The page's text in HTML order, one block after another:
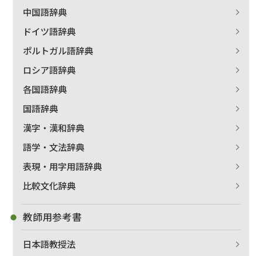
中国語辞典
ドイツ語辞典
ポルトガル語辞典
ロシア語辞典
各国語辞典
国語辞典
漢字・漢和辞典
語学・文法辞典
表現・用字用語辞典
比較文化辞典
教師用参考書
日本語教授法